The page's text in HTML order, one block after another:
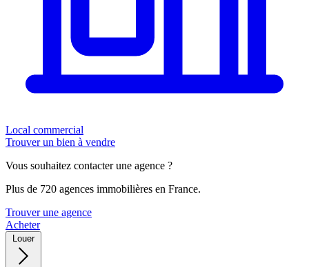
Local commercial
Trouver un bien à vendre
Vous souhaitez contacter une agence ?
Plus de 720 agences immobilières en France.
Trouver une agence
Acheter
Louer